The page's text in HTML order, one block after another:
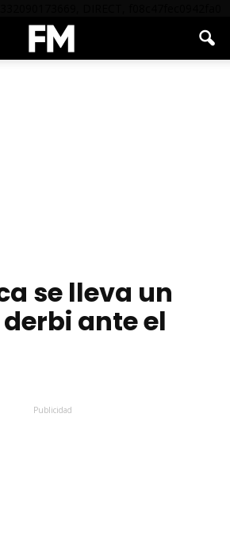
se lleva un
ante el
Publicidad